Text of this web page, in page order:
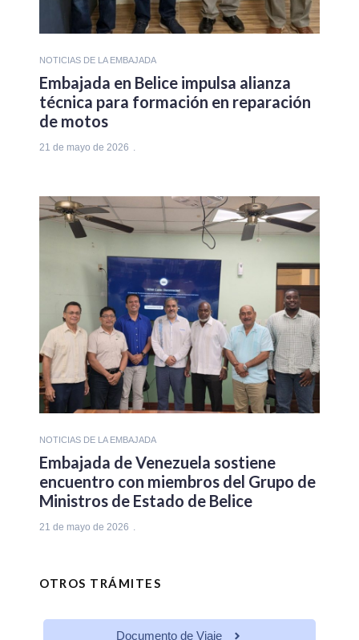
NOTICIAS DE LA EMBAJADA
Embajada en Belice impulsa alianza
técnica para formación en reparación
de motos
21 de mayo de 2026
NOTICIAS DE LA EMBAJADA
Embajada de Venezuela sostiene
encuentro con miembros del Grupo de
Ministros de Estado de Belice
21 de mayo de 2026
OTROS TRÁMITES
Documento de Viaje